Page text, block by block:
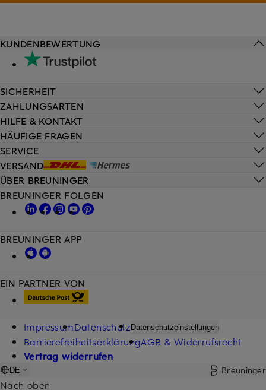
HILFE & KONTAKT
HÄUFIGE FRAGEN
SERVICE
VERSAND
KUNDENBEWERTUNG
SICHERHEIT
ZAHLUNGSARTEN
ÜBER BREUNINGER
EIN PARTNER VON
BREUNINGER FOLGEN
BREUNINGER APP
ImpressumDatenschutz Datenschutzeinstellungen
BarrierefreiheitserklärungAGB & Widerrufsrecht
Vertrag widerrufen
DE Breuninger
Nach oben